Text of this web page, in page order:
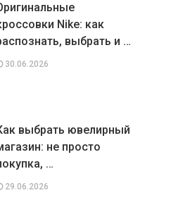
Nike: как
выбрать и …
30.06.2026
выбрать ювелирный
не просто
…
29.06.2026